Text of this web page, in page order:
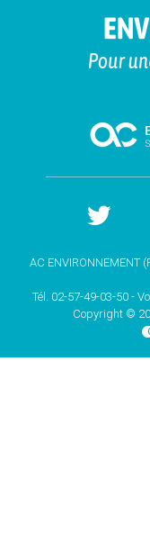
AC ENVIRONNEMENT
Tél. 02-57-49-03-50 -
Copyright ©